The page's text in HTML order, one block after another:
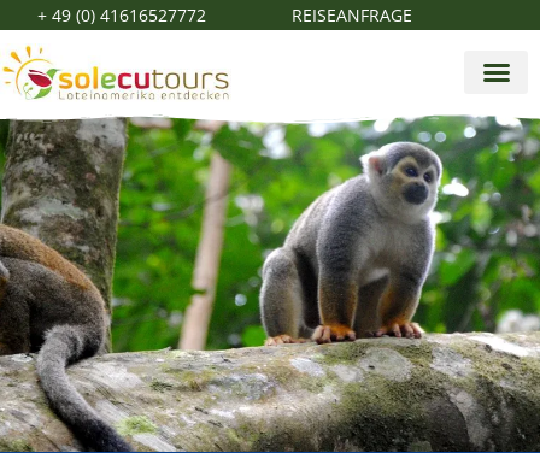
+ 49 (0) 41616527772 REISEANFRAGE